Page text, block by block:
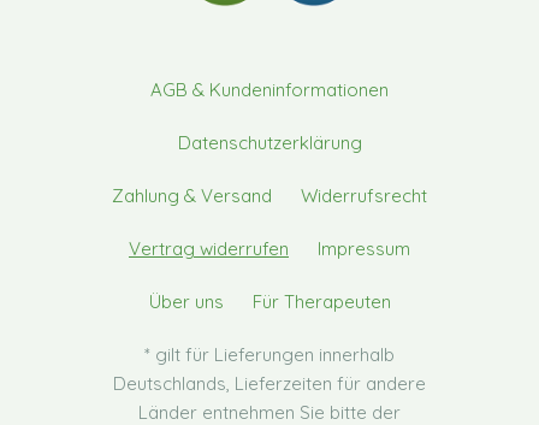
AGB & Kundeninformationen
Datenschutzerklärung
Zahlung & Versand Widerrufsrecht
Vertrag widerrufen Impressum
Über uns Für Therapeuten
* gilt für Lieferungen innerhalb
Deutschlands, Lieferzeiten für andere
Länder entnehmen Sie bitte der